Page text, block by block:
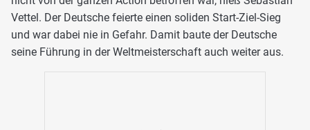
Vettel. Der Deutsche feierte einen soliden Start-Ziel-Sieg
und war dabei nie in Gefahr. Damit baute der Deutsche
seine Führung in der Weltmeisterschaft auch weiter aus.